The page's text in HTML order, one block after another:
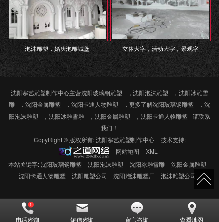
泡沫雕塑，婚庆泡雕城堡 立体大字，活动大字，景观字
沈阳寒艺雕塑制作中心主营沈阳玻璃钢雕塑 ， 沈阳泡沫雕塑 ， 沈阳冰雕雪
雕
， 沈阳金属雕塑 ， 沈阳卡通人物雕塑 ，更多了解沈阳玻璃钢雕塑 ， 沈
阳泡沫雕塑
， 沈阳冰雕雪雕 ， 沈阳金属雕塑 ， 沈阳卡通人物雕塑
请联系
我们！
CopyRight © 版权所有:沈阳寒艺雕塑制作中心
技术支持:
网站地图
XML
本站关键字:沈阳玻璃钢雕塑 沈阳泡沫雕塑 沈阳冰雕雪雕
沈阳金属雕塑
沈阳卡通人物雕塑
沈阳雕塑公司 沈阳泡沫雕塑厂 泡沫雕塑公司
电话咨询 短信咨询 留言咨询 查看地图